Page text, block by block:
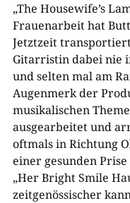
„The Housewife’s
Frauenarbeit hat
Jetztzeit
Gitarristin dabei nie
und selten mal am
Augenmerk der
musikalischen
ausgearbeitet und
oftmals in Richtung
einer gesunden
„Her Bright Smile
zeitgenössischer